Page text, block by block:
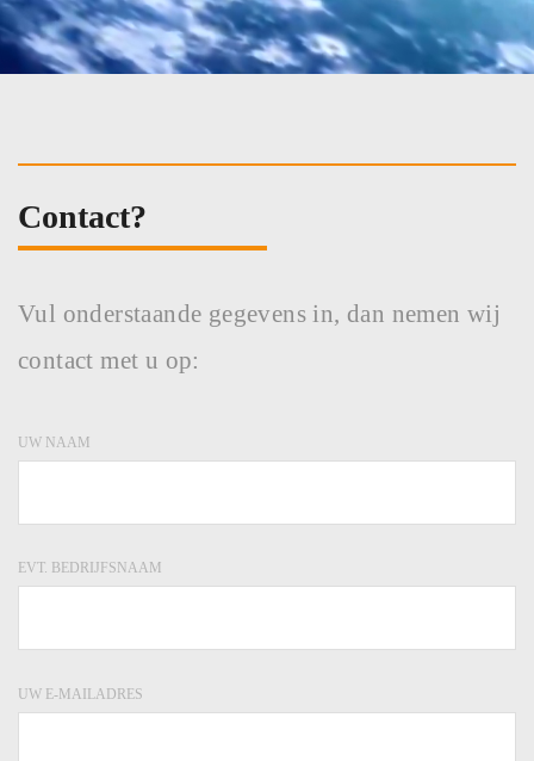
Contact?
Vul onderstaande gegevens in, dan nemen wij
contact met u op:
UW NAAM
EVT. BEDRIJFSNAAM
UW E-MAILADRES